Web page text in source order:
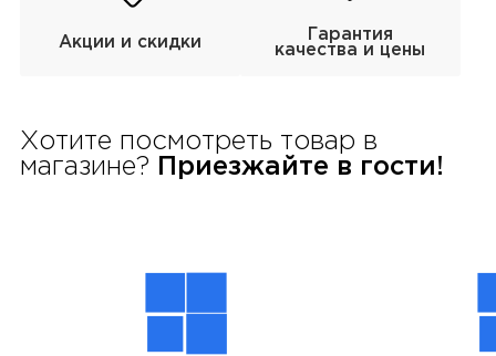
Акции и скидки
Гарантия
качества и цены
Хотите посмотреть товар в
магазине? Приезжайте в гости!